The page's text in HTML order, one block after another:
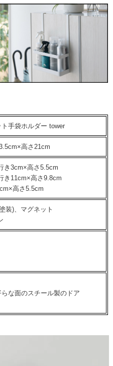
手袋ホルダー tower
高さ21cm
き3cm×高さ5.5cm
き11cm×高さ9.8cm
高さ5.5cm
装)、マグネット
な面のスチール製のドア